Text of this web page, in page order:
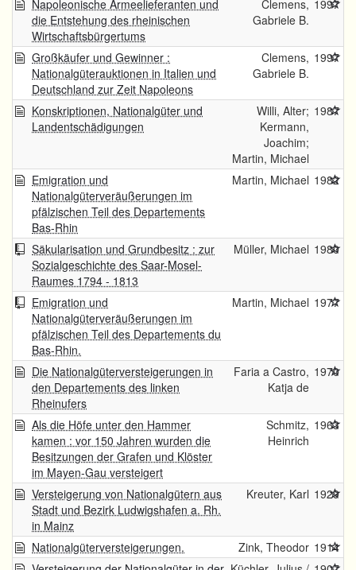
Napoleonische Armeelieferanten und
die Entstehung des rheinischen
Wirtschaftsbürgertums
Clemens,
Gabriele B.
1997
Großkäufer und Gewinner :
Nationalgüterauktionen in Italien und
Deutschland zur Zeit Napoleons
Clemens,
Gabriele B.
1997
Konskriptionen, Nationalgüter und
Landentschädigungen
Willi, Alter;
Kermann,
Joachim;
Martin, Michael
1987
Emigration und
Nationalgüterveräußerungen im
pfälzischen Teil des Departements
Bas-Rhin
Martin, Michael 1982
Säkularisation und Grundbesitz : zur
Sozialgeschichte des Saar-Mosel-
Raumes 1794 - 1813
Müller, Michael 1980
Emigration und
Nationalgüterveräußerungen im
pfälzischen Teil des Departements du
Bas-Rhin.
Martin, Michael 1977
Die Nationalgüterversteigerungen in
den Departements des linken
Rheinufers
Faria a Castro,
Katja de
1970
Als die Höfe unter den Hammer
kamen : vor 150 Jahren wurden die
Besitzungen der Grafen und Klöster
im Mayen-Gau versteigert
Schmitz,
Heinrich
1963
Versteigerung von Nationalgütern aus
Stadt und Bezirk Ludwigshafen a. Rh.
in Mainz
Kreuter, Karl 1929
Nationalgüterversteigerungen. Zink, Theodor 1914